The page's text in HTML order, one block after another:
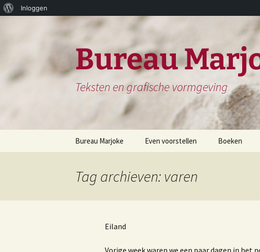
Over
Inloggen
Bureau
Teksten en grafische vormgeving
Bureau Marjoke
Biografie
teksten
Nieuwsbrieven of blogs
Even voorstellen Boeken
Tag archieven: varen
Eiland
Vorige week waren we een paar dagen in het